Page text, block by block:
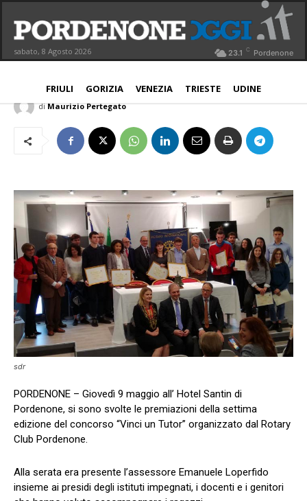
sabato, 8 Agosto 2026 23.1 C Pordenone
FRIULI GORIZIA VENEZIA TRIESTE UDINE
Rotary Pn, al Santin premiazioni
concorso “Vinci un Tutor”
PORDENONE
di Maurizio Pertegato
sdr
PORDENONE – Giovedì 9 maggio all’ Hotel Santin di
Pordenone, si sono svolte le premiazioni della settima
edizione del concorso “Vinci un Tutor” organizzato dal Rotary
Club Pordenone.
Alla serata era presente l’assessore Emanuele Loperfido
insieme ai presidi degli istituti impegnati, i docenti e i genitori